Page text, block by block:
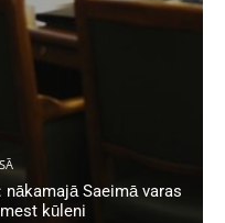
Saeimā varas
kūleni